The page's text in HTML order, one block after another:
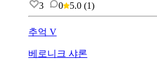
3 0 5.0 (1)
추억 V
베로니크 샤론